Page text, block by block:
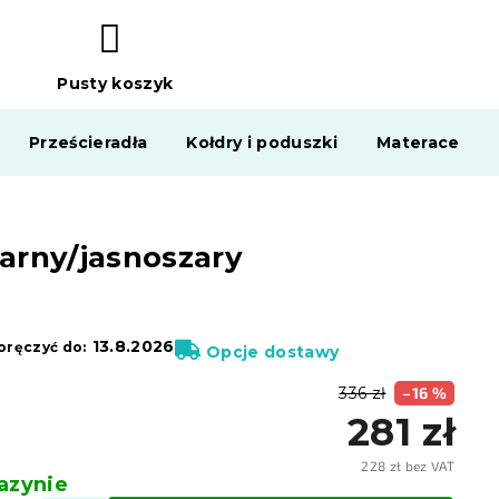
KOSZYK
Pusty koszyk
Prześcieradła Kołdry i poduszki Materace
jasnoszary
336 zł –16 %
281 zł
228 zł bez VAT
do: 13.8.2026 Opcje dostawy